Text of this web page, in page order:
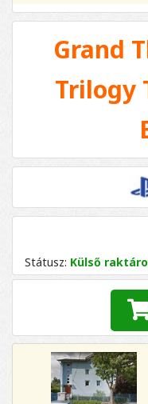
Grand
Trilogy
Státusz: Külső